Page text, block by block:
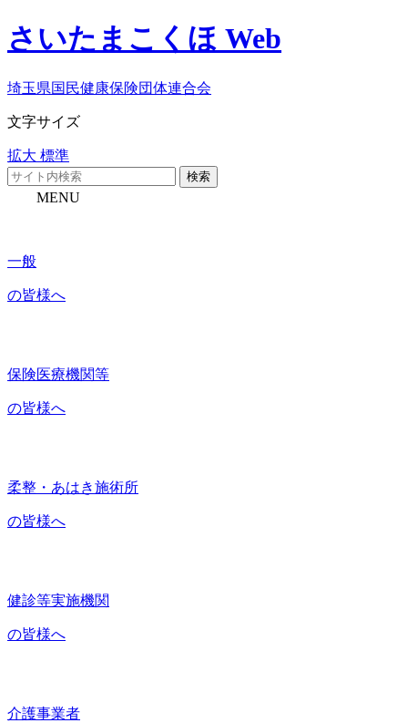
さいたまこくほ Web
埼玉県国民健康保険団体連合会
文字サイズ
拡大 標準
検索
MENU
一般
の皆様へ
保険医療機関等
の皆様へ
柔整・あはき施術所
の皆様へ
健診等実施機関
の皆様へ
介護事業者